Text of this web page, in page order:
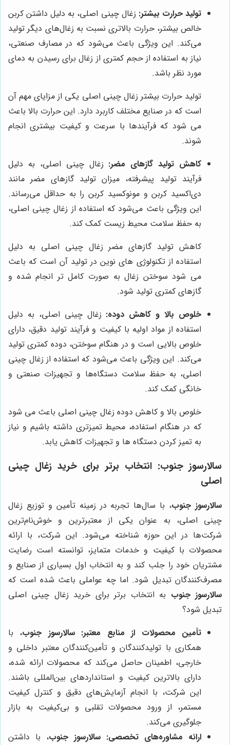
تولید حرارت بیشتر: زغال چینی اصلی، به دلیل داشتن کربن
خالص بیشتر، حرارت بالاتری نسبت به زغال‌های دیگر تولید
می‌کند. این ویژگی باعث می‌شود که در مصارف صنعتی،
نیاز به استفاده از حجم کمتری از زغال برای رسیدن به دمای
مورد نظر باشد.
تولید حرارت بیشتر زغال چینی اصلی یکی از مزایای مهم آن
است که در صنایع مختلف کاربرد دارد. این حرارت بالا باعث
می شود که فرآیندها با سرعت و کیفیت بیشتری انجام
شوند.
کاهش تولید گازهای مضر: زغال چینی اصلی، به دلیل
فرآیند تولید پیشرفته، میزان تولید گازهای مضر مانند
دی‌اکسید کربن و مونوکسید کربن را به حداقل می‌رساند.
این ویژگی باعث می‌شود که استفاده از زغال چینی اصلی،
به حفظ سلامت محیط زیست کمک کند.
کاهش تولید گازهای مضر زغال چینی اصلی به دلیل
استفاده از تکنولوژی های نوین در تولید آن است که باعث
می شود سوختن زغال به صورت کامل تر انجام شده و
گازهای کمتری تولید شود.
خلوص بالا و کاهش دوده: زغال چینی اصلی، به دلیل
استفاده از مواد اولیه با کیفیت و فرآیند تولید دقیق، دارای
خلوص بالایی است و در هنگام سوختن، دوده کمتری تولید
می‌کند. این ویژگی باعث می‌شود که استفاده از زغال چینی
اصلی، به حفظ سلامت دستگاه‌ها و تجهیزات صنعتی و
خانگی کمک کند.
خلوص بالا و کاهش دوده زغال چینی اصلی باعث می شود
که در هنگام استفاده، محیط تمیزتری داشته باشیم و نیاز
به تمیز کردن دستگاه ها و تجهیزات کاهش یابد.
سالارسوز جنوب: انتخاب برتر برای خرید زغال چینی
اصلی
سالارسوز جنوب، با سال‌ها تجربه در زمینه تأمین و توزیع زغال
چینی اصلی، به عنوان یکی از معتبرترین و خوش‌نام‌ترین
شرکت‌ها در این حوزه شناخته می‌شود. این شرکت، با ارائه
محصولات با کیفیت و خدمات متمایز، توانسته است رضایت
مشتریان خود را جلب کند و به انتخاب اول بسیاری از صنایع و
مصرف‌کنندگان تبدیل شود. اما چه عواملی باعث شده است که
سالارسوز جنوب به انتخاب برتر برای خرید زغال چینی اصلی
تبدیل شود؟
تأمین محصولات از منابع معتبر: سالارسوز جنوب، با
همکاری با تولیدکنندگان و تأمین‌کنندگان معتبر داخلی و
خارجی، اطمینان حاصل می‌کند که محصولات ارائه شده،
دارای بالاترین کیفیت و استانداردهای بین‌المللی باشند.
این شرکت، با انجام آزمایش‌های دقیق و کنترل کیفیت
مستمر، از ورود محصولات تقلبی و بی‌کیفیت به بازار
جلوگیری می‌کند.
ارائه مشاوره‌های تخصصی: سالارسوز جنوب، با داشتن